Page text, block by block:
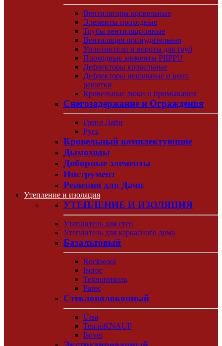
Вентиляторы кровельные
Элементы проходные
Трубы вентиляционные
Вентиляция принудительная
Уплотнители и вороты для труб
Проходные элементы PIIPPU
Дефлекторы кровельные
Дефлекторы цокольные и вент.
решетки
Кровельные люки и примыкания
Снегозадержание и Ограждения
Гранд Лайн
Русь
Кровельный комплектующие
Дымоходы
Доборные элементы
Инструмент
Решения для Дачи
Утепление и изоляция
УТЕПЛЕНИЕ И ИЗОЛЯЦИЯ
Утеплитель для стен
Утеплитель для каркасного дома
Базальтовый
Rockwool
Isoroc
Технониколь
Paroc
Стекловолоконный
Ursa
ТеплоKNAUF
Isover